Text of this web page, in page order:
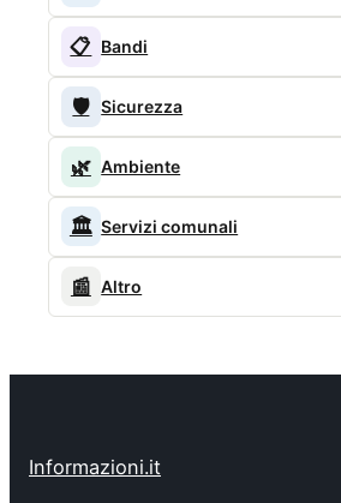
📋 Bandi
🛡️ Sicurezza
🌿 Ambiente
🏛️ Servizi comunali
📰 Altro
Informazioni.it